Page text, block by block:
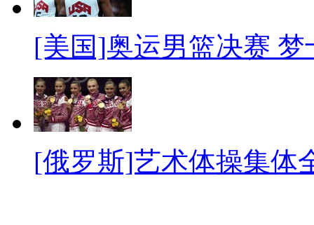
[美国]奥运男篮决赛
[俄罗斯]艺术体操集体